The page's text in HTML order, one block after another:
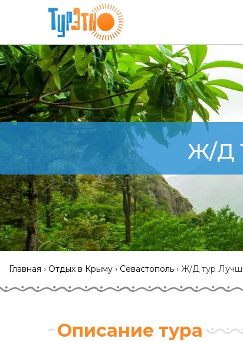
Ж/Д
Главная › Отдых в Крыму › Севастополь › Ж/Д тур
Описание тура